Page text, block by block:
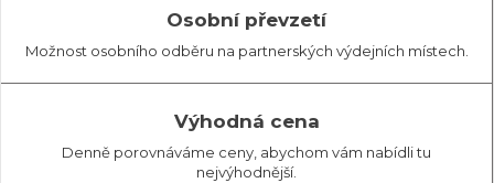
Osobní převzetí
Možnost osobního odběru na partnerských výdejních místech.
Výhodná cena
Denně porovnáváme ceny, abychom vám nabídli tu
nejvýhodnější.